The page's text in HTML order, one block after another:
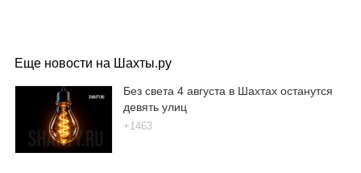
Еще новости на Шахты.ру
Без света 4 августа в Шахтах останутся
девять улиц
+1463